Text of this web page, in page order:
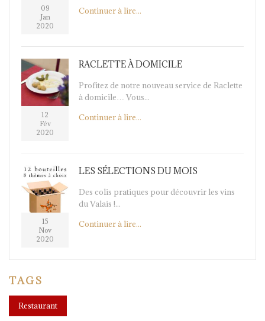
09
Jan
2020
Continuer à lire...
12
Fév
2020
RACLETTE À DOMICILE
Profitez de notre nouveau service de Raclette
à domicile… Vous...
Continuer à lire...
15
Nov
2020
LES SÉLECTIONS DU MOIS
Des colis pratiques pour découvrir les vins
du Valais !...
Continuer à lire...
TAGS
Restaurant